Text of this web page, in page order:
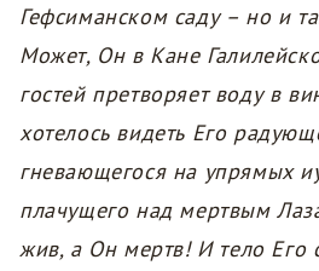
Гефсиманском саду – но и
Может, Он в Кане
гостей претворяет воду в
хотелось видеть Его
гневающегося на упрямых
плачущего над мертвым
жив, а Он мертв! И тело Его